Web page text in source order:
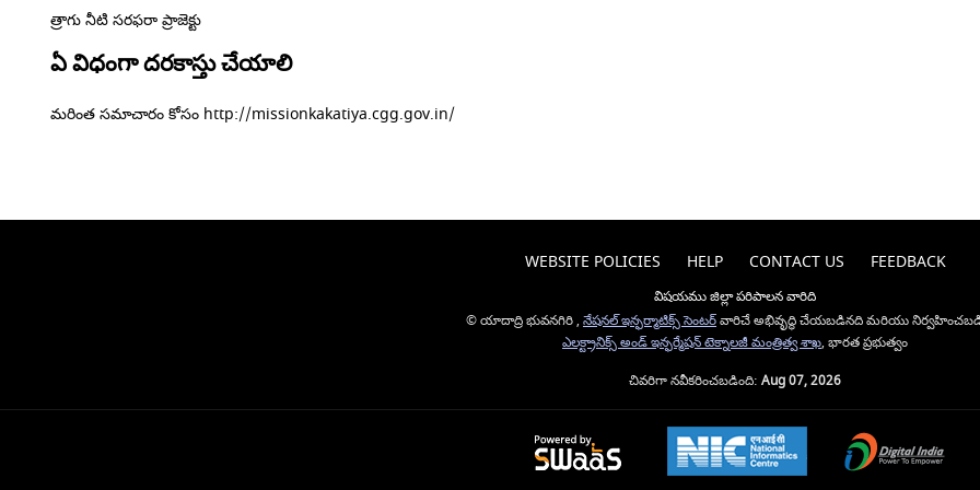
త్రాగు నీటి సరఫరా ప్రాజెక్టు
ఏ విధంగా దరకాస్తు చేయాలి
మరింత సమాచారం కోసం http://missionkakatiya.cgg.gov.in/
WEBSITE POLICIES HELP CONTACT US FEEDBACK
విషయము జిల్లా పరిపాలన వారిది
© యాదాద్రి భువనగిరి , నేషనల్ ఇన్ఫర్మాటిక్స్ సెంటర్వారిచే అభివృద్ధి చేయబడినది మరియు
ఎలక్ట్రానిక్స్ అండ్ ఇన్ఫర్మేషన్ టెక్నాలజీ మంత్రిత్వ శాఖ, భారత ప్రభుత్వం
చివరిగా నవీకరించబడింది: Aug 07, 2026